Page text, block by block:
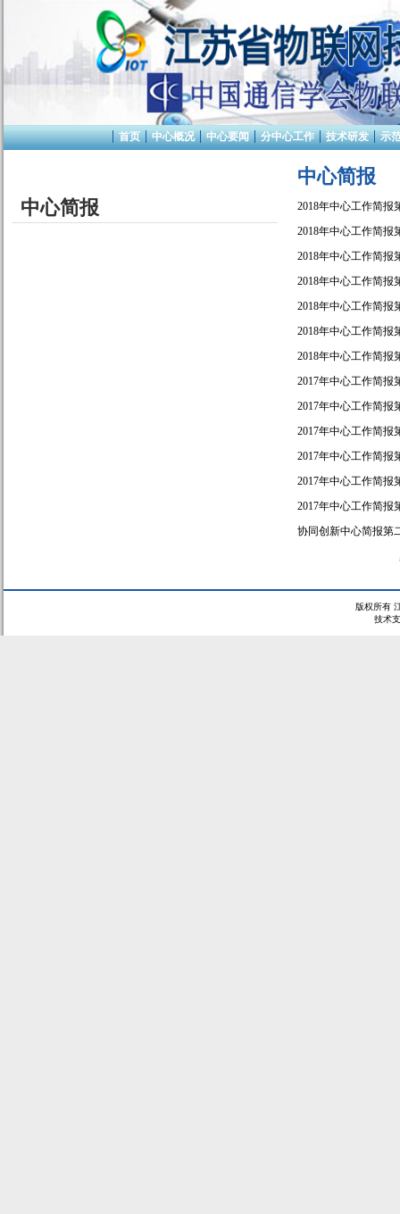
首页 中心概况 中心要闻 分中心工作 技术研发 示
中心简报
中心简报
2018年中心工作简报
2018年中心工作简报
2018年中心工作简报
2018年中心工作简报
2018年中心工作简报
2018年中心工作简报
2018年中心工作简报
2017年中心工作简报
2017年中心工作简报
2017年中心工作简报
2017年中心工作简报
2017年中心工作简报
2017年中心工作简报
协同创新中心简报第
版权所有
技术